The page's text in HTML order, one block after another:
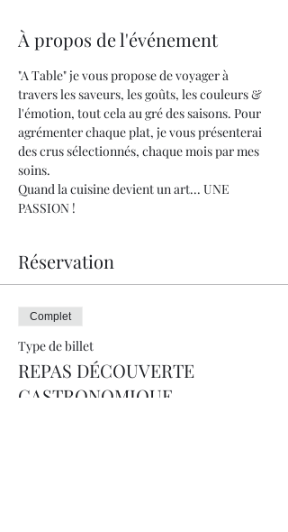
À propos de l'événement
"A Table" je vous propose de voyager à
travers les saveurs, les goûts, les couleurs &
l'émotion, tout cela au gré des saisons. Pour
agrémenter chaque plat, je vous présenterai
des crus sélectionnés, chaque mois par mes
soins.
Quand la cuisine devient un art... UNE
PASSION !
Réservation
Complet
Type de billet
REPAS DÉCOUVERTE
GASTRONOMIQUE